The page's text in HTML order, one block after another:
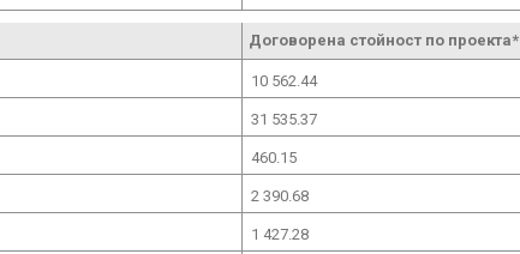
Договорена стойност по проекта*
10 562.44
31 535.37
460.15
2 390.68
1 427.28